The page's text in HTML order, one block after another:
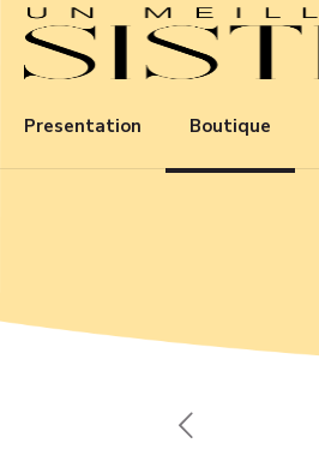
Presentation Boutique